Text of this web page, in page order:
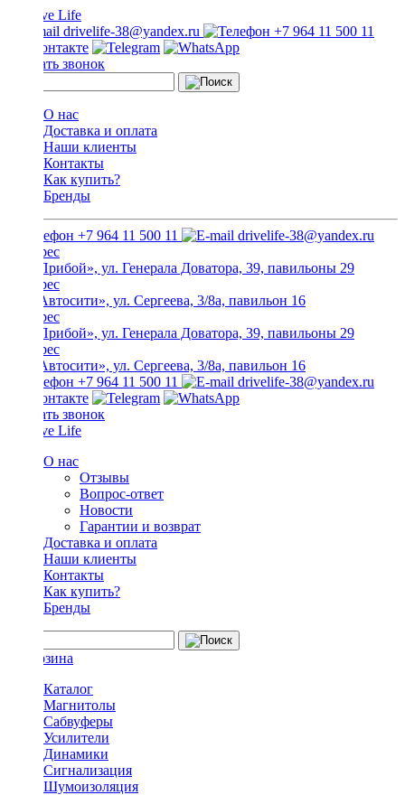
drivelife-38@yandex.ru +7 964 11 500 11
Заказать звонок
О нас
Доставка и оплата
Наши клиенты
Контакты
Как купить?
Бренды
+7 964 11 500 11 drivelife-38@yandex.ru
ТЦ «Прибой», ул. Генерала Доватора, 39, павильоны 29
ТЦ «Автосити», ул. Сергеева, 3/8а, павильон 16
ТЦ «Прибой», ул. Генерала Доватора, 39, павильоны 29
ТЦ «Автосити», ул. Сергеева, 3/8а, павильон 16
+7 964 11 500 11
drivelife-38@yandex.ru
Заказать звонок
О нас
Отзывы
Вопрос-ответ
Новости
Гарантии и возврат
Доставка и оплата
Наши клиенты
Контакты
Как купить?
Бренды
Каталог
Магнитолы
Сабвуферы
Усилители
Динамики
Сигнализация
Шумоизоляция